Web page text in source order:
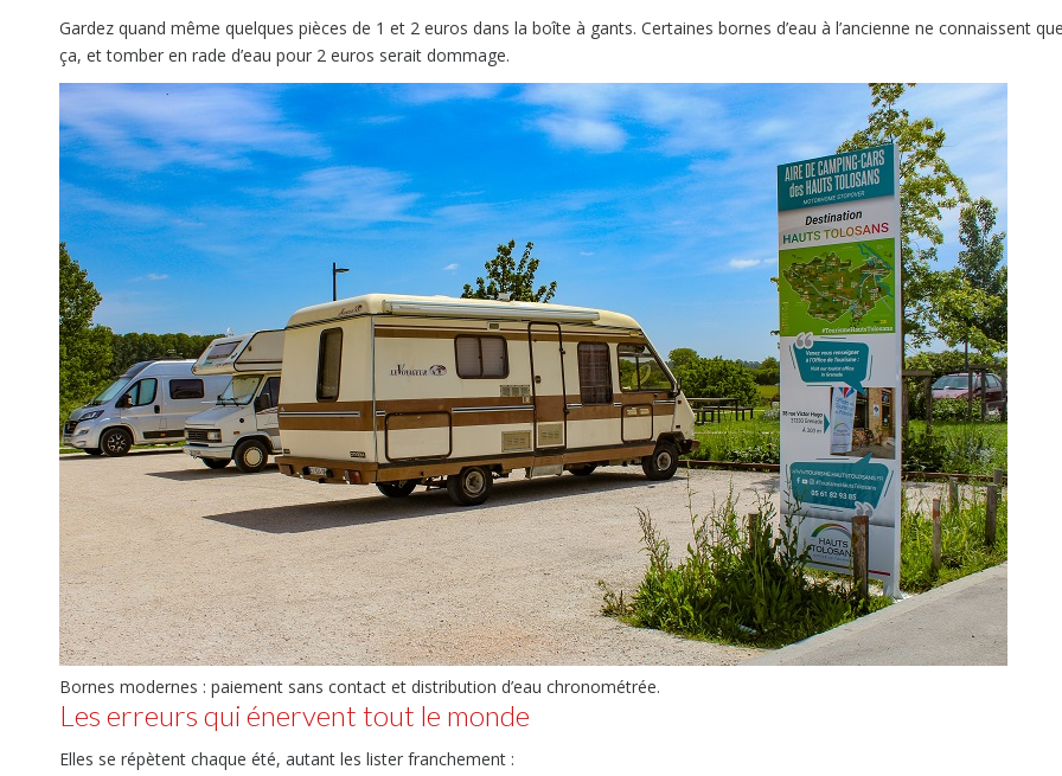
Gardez quand même quelques pièces de 1 et 2 euros dans la boîte à gants. Certaines bornes d’eau à l’ancienne ne connaissent
ça, et tomber en rade d’eau pour 2 euros serait dommage.
Bornes modernes : paiement sans contact et distribution d’eau chronométrée.
Les erreurs qui énervent tout le monde
Elles se répètent chaque été, autant les lister franchement :